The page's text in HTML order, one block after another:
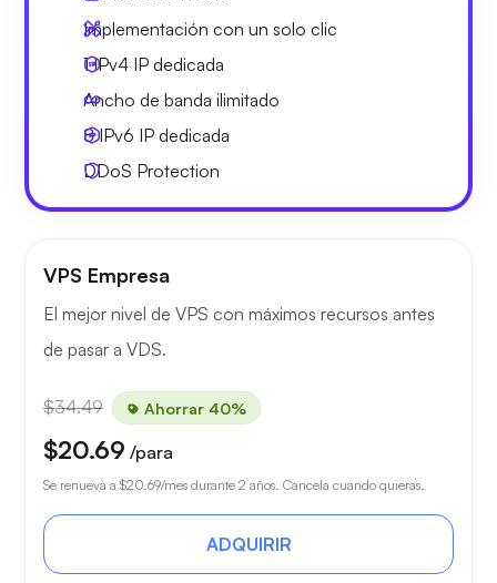
Implementación con un solo clic
1 IPv4 IP dedicada
Ancho de banda ilimitado
8 IPv6 IP dedicada
DDoS Protection
VPS Empresa
El mejor nivel de VPS con máximos recursos antes
de pasar a VDS.
$34.49 Ahorrar 40%
$20.69 /para
Se renueva a $20.69/mes durante 2 años. Cancela cuando quieras.
ADQUIRIR